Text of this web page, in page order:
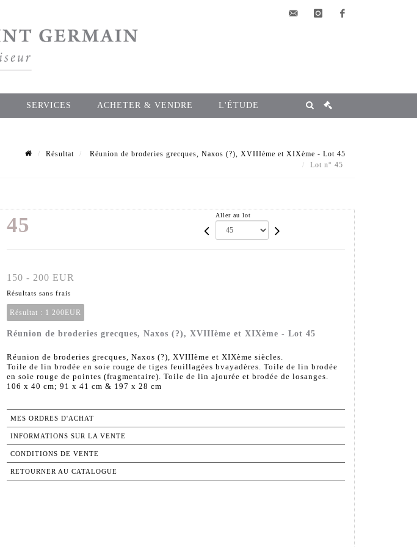
SERVICES ACHETER & VENDRE L'ÉTUDE
Résultat
Réunion de broderies grecques, Naxos (?), XVIIIème et XIXème - Lot 45
Lot n° 45
45 Aller au lot
150 - 200 EUR
Résultats sans frais
Résultat : 1 200EUR
Réunion de broderies grecques, Naxos (?), XVIIIème et XIXème - Lot 45
Réunion de broderies grecques, Naxos (?), XVIIIème et XIXème siècles.
Toile de lin brodée en soie rouge de tiges feuillagées bvayadères. Toile de lin brodée
en soie rouge de pointes (fragmentaire). Toile de lin ajourée et brodée de losanges.
106 x 40 cm; 91 x 41 cm & 197 x 28 cm
MES ORDRES D'ACHAT
INFORMATIONS SUR LA VENTE
CONDITIONS DE VENTE
RETOURNER AU CATALOGUE